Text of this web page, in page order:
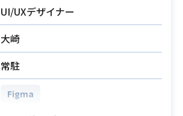
取り、円滑に案件を処理できる
・基礎的なユーザビリティの知識
・デザインメンバーとコミュニケー
ションを取り、改善活動のサポート
ができる
・UXデザインのスキルは求め過ぎ
ず、案件対応に適正のある方
UI/UXデザイナー
大崎
常駐
Figma